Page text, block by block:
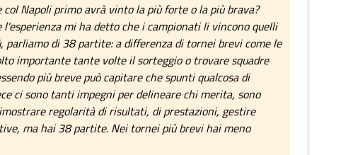
col Napoli primo avrà vinto la più forte o la più brava?
l'esperienza mi ha detto che i campionati li vincono quelli
parliamo di 38 partite: a differenza di tornei brevi come le
importante tante volte il sorteggio o trovare squadre
più breve può capitare che spunti qualcosa di
ci sono tanti impegni per delineare chi merita, sono
regolarità di risultati, di prestazioni, gestire
ma hai 38 partite. Nei tornei più brevi hai meno